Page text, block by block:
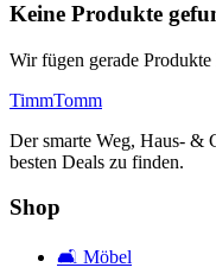
Keine Produkte
Wir fügen gerade
TimmTomm
Der smarte Weg, Haus- &
besten Deals zu finden.
Shop
🛋️ Möbel